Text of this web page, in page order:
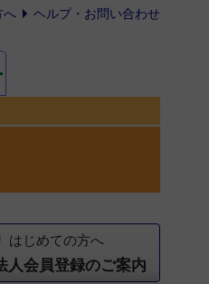
へ ヘルプ・お問い合わせ
はじめての方へ
人会員登録のご案内